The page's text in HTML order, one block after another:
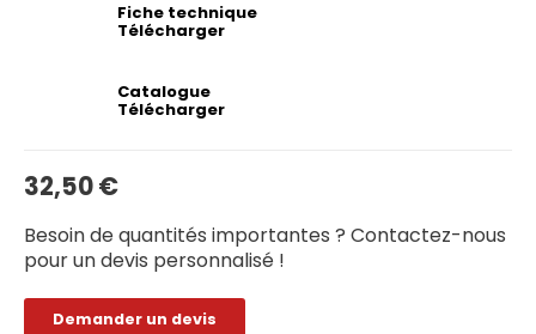
Fiche technique
Télécharger
Catalogue
Télécharger
32,50€
Besoin de quantités importantes ? Contactez-nous
pour un devis personnalisé !
Demander un devis